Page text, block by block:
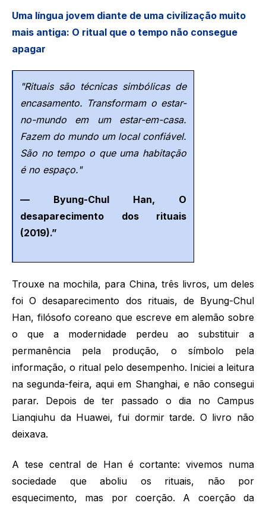
Uma língua jovem diante de uma civilização muito
mais antiga: O ritual que o tempo não consegue
apagar
"Rituais são técnicas simbólicas de
encasamento. Transformam o estar-
no-mundo em um estar-em-casa.
Fazem do mundo um local confiável.
São no tempo o que uma habitação
é no espaço."
— Byung-Chul Han, O
desaparecimento dos rituais
(2019).”
Trouxe na mochila, para China, três livros, um deles
foi O desaparecimento dos rituais, de Byung-Chul
Han, filósofo coreano que escreve em alemão sobre
o que a modernidade perdeu ao substituir a
permanência pela produção, o símbolo pela
informação, o ritual pelo desempenho. Iniciei a leitura
na segunda-feira, aqui em Shanghai, e não consegui
parar. Depois de ter passado o dia no Campus
Lianqiuhu da Huawei, fui dormir tarde. O livro não
deixava.
A tese central de Han é cortante: vivemos numa
sociedade que aboliu os rituais, não por
esquecimento, mas por coerção. A coerção da